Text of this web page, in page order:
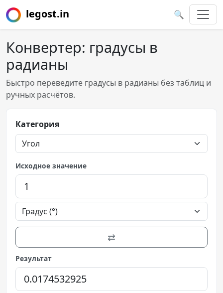
legost.in 🔍
Конвертер: градусы в
радианы
Быстро переведите градусы в радианы без таблиц и
ручных расчётов.
Категория
Исходное значение
⇄
Результат